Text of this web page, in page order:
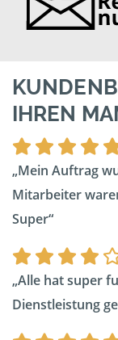
IHREN
Mein Auftrag
Mitarbeiter
Super
Alle hat super
Dienstleistung